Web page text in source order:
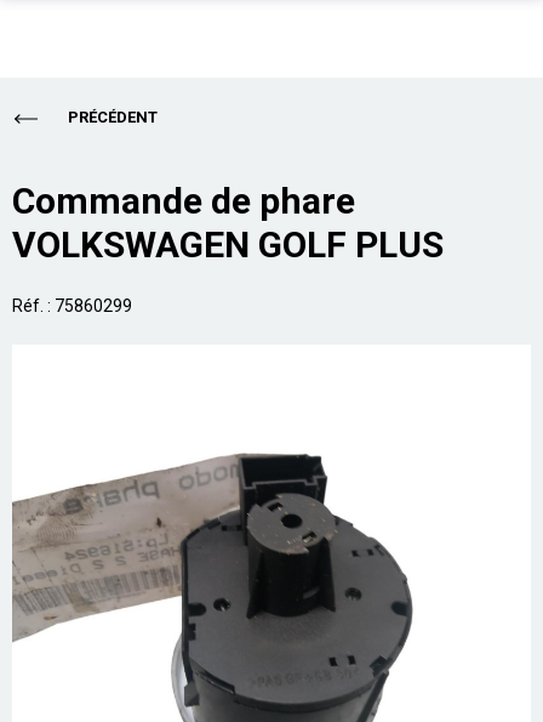
Total
Acheter
ENLÈVEMENT EPAVE
SUR PLACE
PRO
Aide
Mon compte
01 60 48 23 09
PRÉCÉDENT
Commande de phare
VOLKSWAGEN GOLF PLUS
Réf. : 75860299